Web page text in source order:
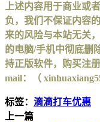
上述内容用于商业或
负，我们不保证内容
来的风险与本站无关
的电脑/手机中彻底删
持正版软件，购买注
mail：（
标签： 滴滴打车优惠
上一篇